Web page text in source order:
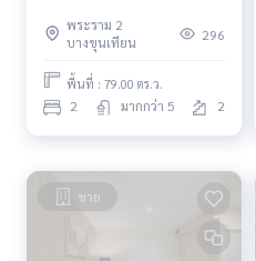
พระราม 2
บางขุนเทียน
296
พื้นที่ : 79.00 ตร.ว.
2 มากกว่า 5 2
ขาย